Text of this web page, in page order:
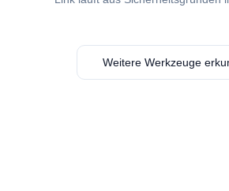
Weitere Werkzeuge